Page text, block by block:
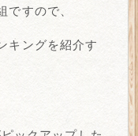
ですので、
キングを紹介す